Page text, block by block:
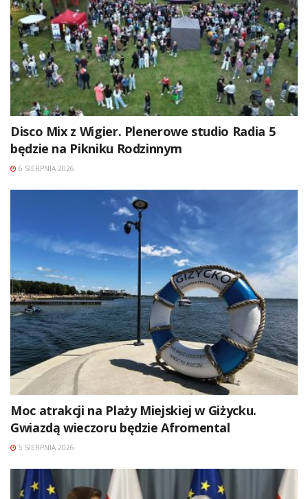
Disco Mix z Wigier. Plenerowe studio Radia 5
będzie na Pikniku Rodzinnym
6 SIERPNIA 2026
Moc atrakcji na Plaży Miejskiej w Giżycku.
Gwiazdą wieczoru będzie Afromental
5 SIERPNIA 2026